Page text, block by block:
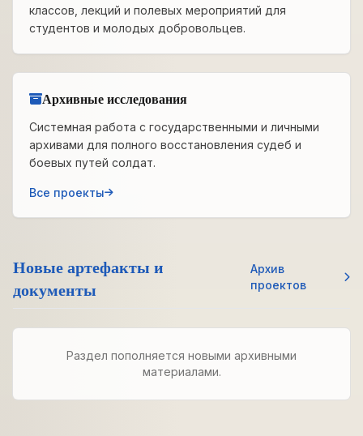
классов, лекций и полевых мероприятий для
студентов и молодых добровольцев.
Архивные исследования
Системная работа с государственными и личными
архивами для полного восстановления судеб и
боевых путей солдат.
Все проекты
Новые артефакты и
документы
Архив
проектов
Раздел пополняется новыми архивными
материалами.